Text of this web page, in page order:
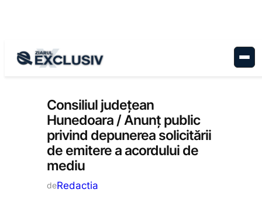
Anunțuri, Stiri la zi
Consiliul județean
Hunedoara / Anunț public
privind depunerea solicitării
de emitere a acordului de
mediu
deRedactia